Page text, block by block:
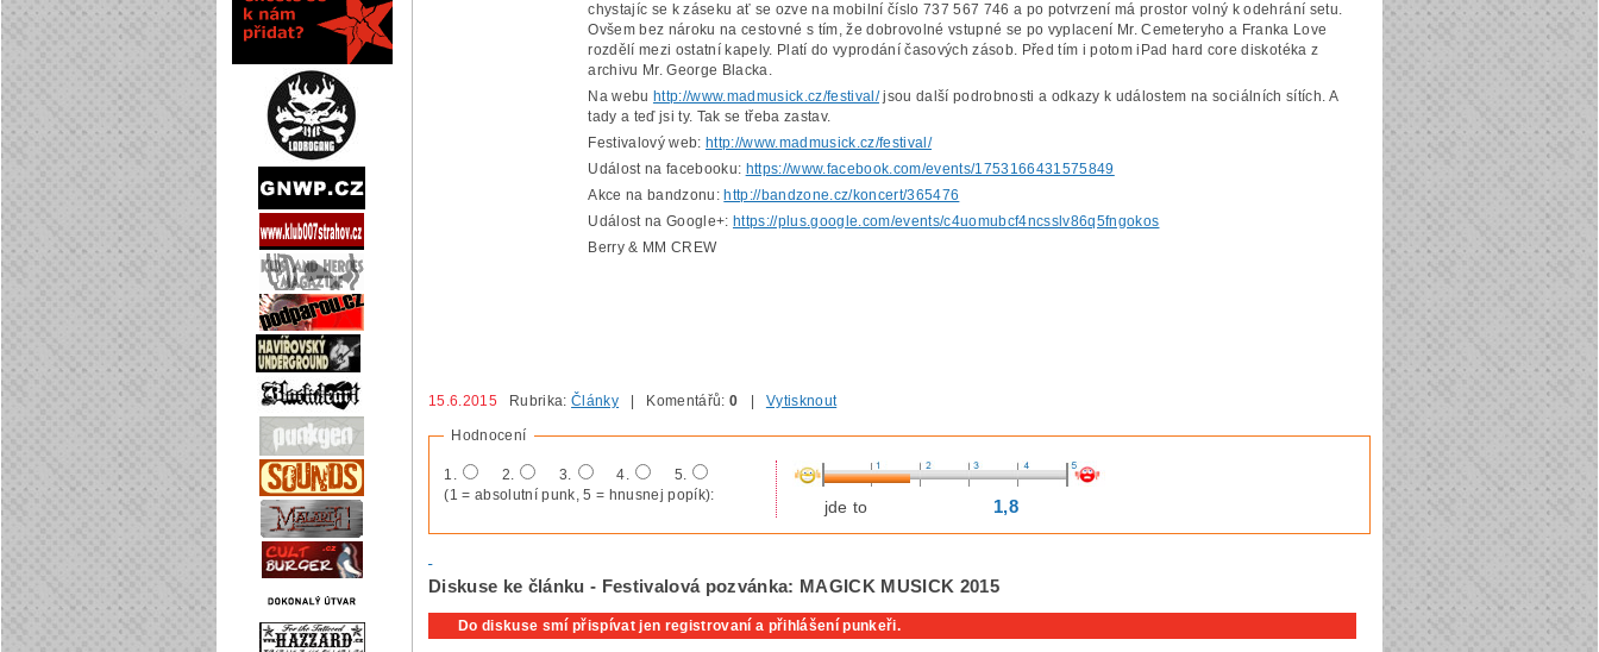
chystajíc se k záseku ať se ozve na mobilní číslo 737 567 746 a po potvrzení má prostor volný k odehrání setu.
Ovšem bez nároku na cestovné s tím, že dobrovolné vstupné se po vyplacení Mr. Cemeteryho a Franka Love
rozdělí mezi ostatní kapely. Platí do vyprodání časových zásob. Před tím i potom iPad hard core diskotéka z
archivu Mr. George Blacka.
Na webu http://www.madmusick.cz/festival/jsou další podrobnosti a odkazy k událostem na sociálních sítích. A
tady a teď jsi ty. Tak se třeba zastav.
Festivalový web: http://www.madmusick.cz/festival/
Událost na facebooku: https://www.facebook.com/events/1753166431575849
Akce na bandzonu: http://bandzone.cz/koncert/365476
Událost na Google+: https://plus.google.com/events/c4uomubcf4ncsslv86q5fngokos
Berry & MM CREW
15.6.2015 Rubrika:Články | Komentářů:0 | Vytisknout
Hodnocení
1. 2. 3. 4.
5.
(1 = absolutní punk, 5 = hnusnej popík):
jde to 1,8
Diskuse ke článku - Festivalová pozvánka: MAGICK MUSICK 2015
Do diskuse smí přispívat jen registrovaní a přihlášení punkeři.